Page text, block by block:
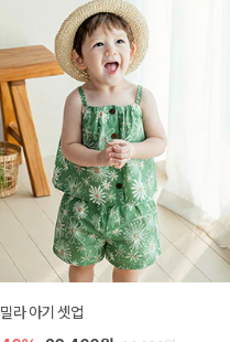
베티 니트 아기 민소매 티셔츠